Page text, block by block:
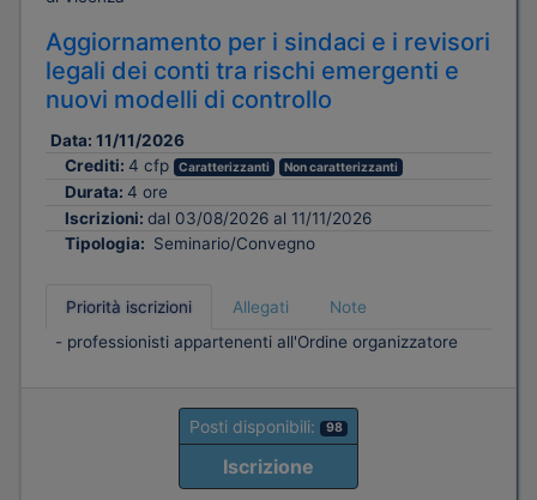
Aggiornamento per i sindaci e i revisori
legali dei conti tra rischi emergenti e
nuovi modelli di controllo
Data: 11/11/2026
Crediti: 4 cfp Caratterizzanti Non caratterizzanti
Durata: 4 ore
Iscrizioni: dal 03/08/2026 al 11/11/2026
Tipologia: Seminario/Convegno
Priorità iscrizioni Allegati
Note
- professionisti appartenenti all'Ordine organizzatore
Posti disponibili: 98
Iscrizione